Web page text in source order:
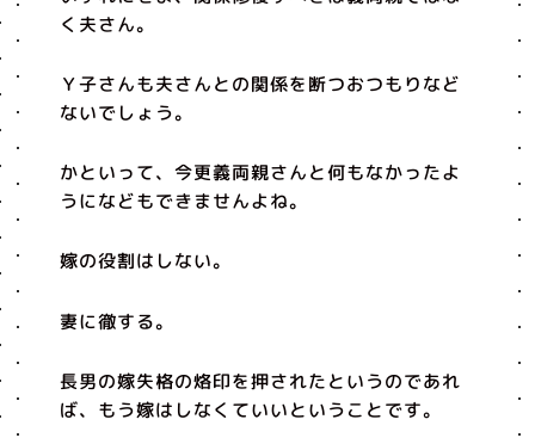
く夫さん。
Ｙ子さんも夫さんとの関係を断つおつもりなど
ないでしょう。
かといって、今更義両親さんと何もなかったよ
うになどもできませんよね。
嫁の役割はしない。
妻に徹する。
長男の嫁失格の烙印を押されたというのであれ
ば、もう嫁はしなくていいということです。